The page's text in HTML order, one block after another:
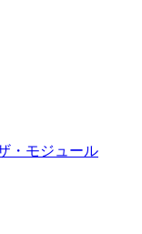
・モジュール